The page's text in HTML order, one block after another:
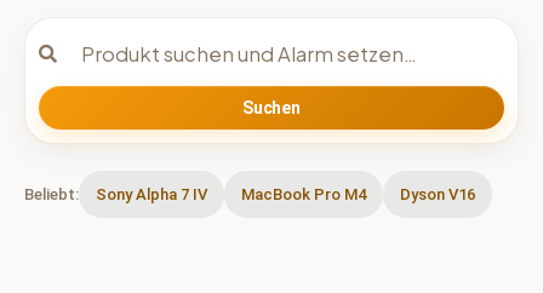
Suchen
Beliebt: Sony Alpha 7 IV MacBook Pro M4 Dyson V16